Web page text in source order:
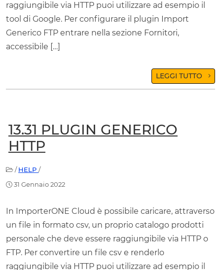
raggiungibile via HTTP puoi utilizzare ad esempio il
tool di Google. Per configurare il plugin Import
Generico FTP entrare nella sezione Fornitori,
accessibile […]
LEGGI TUTTO
13.31 PLUGIN GENERICO
HTTP
/HELP /
31 Gennaio 2022
In ImporterONE Cloud è possibile caricare, attraverso
un file in formato csv, un proprio catalogo prodotti
personale che deve essere raggiungibile via HTTP o
FTP. Per convertire un file csv e renderlo
raggiungibile via HTTP puoi utilizzare ad esempio il